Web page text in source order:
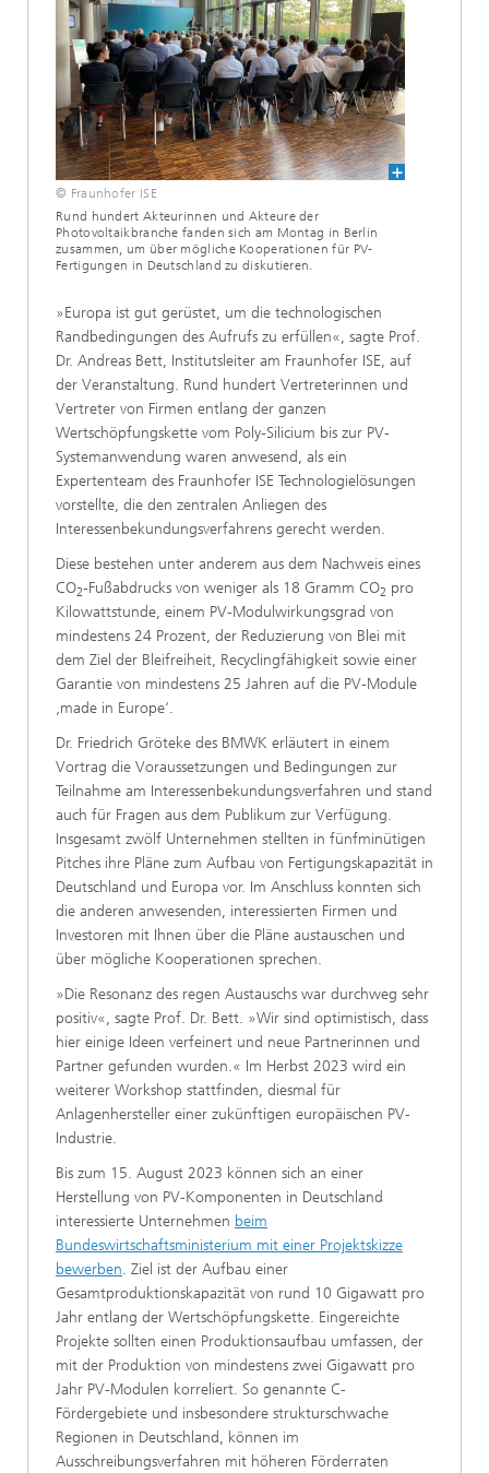
© Fraunhofer ISE
Rund hundert Akteurinnen und Akteure der
Photovoltaikbranche fanden sich am Montag in Berlin
zusammen, um über mögliche Kooperationen für PV-
Fertigungen in Deutschland zu diskutieren.
»Europa ist gut gerüstet, um die technologischen
Randbedingungen des Aufrufs zu erfüllen«, sagte Prof.
Dr. Andreas Bett, Institutsleiter am Fraunhofer ISE, auf
der Veranstaltung. Rund hundert Vertreterinnen und
Vertreter von Firmen entlang der ganzen
Wertschöpfungskette vom Poly-Silicium bis zur PV-
Systemanwendung waren anwesend, als ein
Expertenteam des Fraunhofer ISE Technologielösungen
vorstellte, die den zentralen Anliegen des
Interessenbekundungsverfahrens gerecht werden.
Diese bestehen unter anderem aus dem Nachweis eines
CO2-Fußabdrucks von weniger als 18 Gramm CO2 pro
Kilowattstunde, einem PV-Modulwirkungsgrad von
mindestens 24 Prozent, der Reduzierung von Blei mit
dem Ziel der Bleifreiheit, Recyclingfähigkeit sowie einer
Garantie von mindestens 25 Jahren auf die PV-Module
‚made in Europe‘.
Dr. Friedrich Gröteke des BMWK erläutert in einem
Vortrag die Voraussetzungen und Bedingungen zur
Teilnahme am Interessenbekundungsverfahren und stand
auch für Fragen aus dem Publikum zur Verfügung.
Insgesamt zwölf Unternehmen stellten in fünfminütigen
Pitches ihre Pläne zum Aufbau von Fertigungskapazität in
Deutschland und Europa vor. Im Anschluss konnten sich
die anderen anwesenden, interessierten Firmen und
Investoren mit Ihnen über die Pläne austauschen und
über mögliche Kooperationen sprechen.
»Die Resonanz des regen Austauschs war durchweg sehr
positiv«, sagte Prof. Dr. Bett. »Wir sind optimistisch, dass
hier einige Ideen verfeinert und neue Partnerinnen und
Partner gefunden wurden.« Im Herbst 2023 wird ein
weiterer Workshop stattfinden, diesmal für
Anlagenhersteller einer zukünftigen europäischen PV-
Industrie.
Bis zum 15. August 2023 können sich an einer
Herstellung von PV-Komponenten in Deutschland
interessierte Unternehmen beim
Bundeswirtschaftsministerium mit einer Projektskizze
bewerben. Ziel ist der Aufbau einer
Gesamtproduktionskapazität von rund 10 Gigawatt pro
Jahr entlang der Wertschöpfungskette. Eingereichte
Projekte sollten einen Produktionsaufbau umfassen, der
mit der Produktion von mindestens zwei Gigawatt pro
Jahr PV-Modulen korreliert. So genannte C-
Fördergebiete und insbesondere strukturschwache
Regionen in Deutschland, können im
Ausschreibungsverfahren mit höheren Förderraten